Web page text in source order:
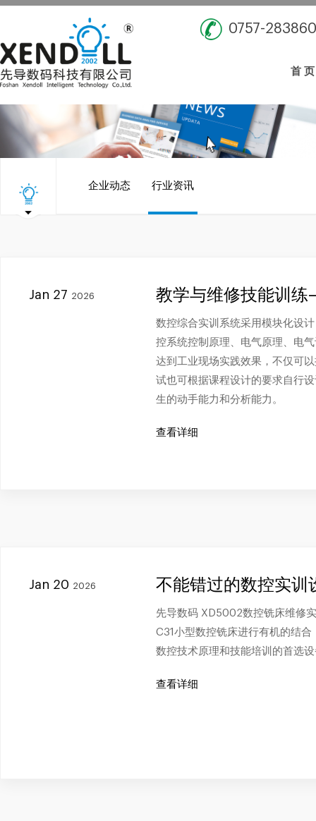
0757-
首 页
企业动态 行业资讯
Jan 27 2026 教学与维修技能训
数控综合实训系统采用模块化设
控系统控制原理、电气原理、电
达到工业现场实践效果，不仅可
试也可根据课程设计的要求自行
生的动手能力和分析能力。
查看详细
Jan 20 2026 不能错过的数控实训
先导数码 XD5002数控铣床维修
C31小型数控铣床进行有机的结
数控技术原理和技能培训的首选
查看详细